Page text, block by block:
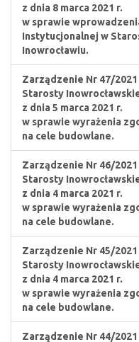
z dnia 8 marca 2021 r.
w sprawie
Instytucjonalnej w
Inowrocławiu.
Zarządzenie Nr 47/2021
Starosty
z dnia 5 marca 2021 r.
w sprawie wyrażenia
na cele budowlane.
Zarządzenie Nr 46/2021
Starosty
z dnia 4 marca 2021 r.
w sprawie wyrażenia
na cele budowlane.
Zarządzenie Nr 45/2021
Starosty
z dnia 4 marca 2021 r.
w sprawie wyrażenia
na cele budowlane.
Zarządzenie Nr 44/2021